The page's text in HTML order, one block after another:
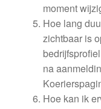
moment
Hoe lang
zichtbaar is
na
Hoe kan ik